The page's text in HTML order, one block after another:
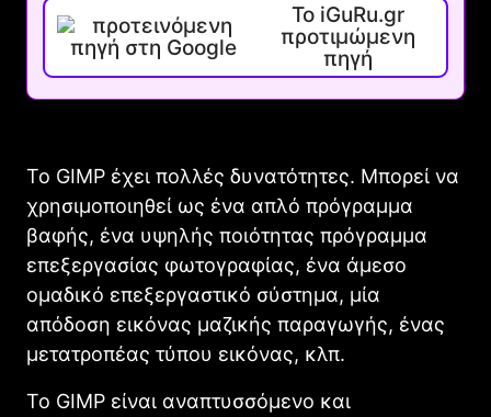
Το iGuRu.gr
προτιμώμενη
πηγή
Το GIMP έχει πολλές δυνατότητες. Μπορεί να
χρησιμοποιηθεί ως ένα απλό πρόγραμμα
βαφής, ένα υψηλής ποιότητας πρόγραμμα
επεξεργασίας φωτογραφίας, ένα άμεσο
ομαδικό επεξεργαστικό σύστημα, μία
απόδοση εικόνας μαζικής παραγωγής, ένας
μετατροπέας τύπου εικόνας, κλπ.
Το GIMP είναι αναπτυσσόμενο και